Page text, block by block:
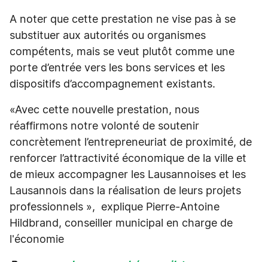
A noter que cette prestation ne vise pas à se
substituer aux autorités ou organismes
compétents, mais se veut plutôt comme une
porte d’entrée vers les bons services et les
dispositifs d’accompagnement existants.
«Avec cette nouvelle prestation, nous
réaffirmons notre volonté de soutenir
concrètement l’entrepreneuriat de proximité, de
renforcer l’attractivité économique de la ville et
de mieux accompagner les Lausannoises et les
Lausannois dans la réalisation de leurs projets
professionnels », explique Pierre-Antoine
Hildbrand, conseiller municipal en charge de
l'économie